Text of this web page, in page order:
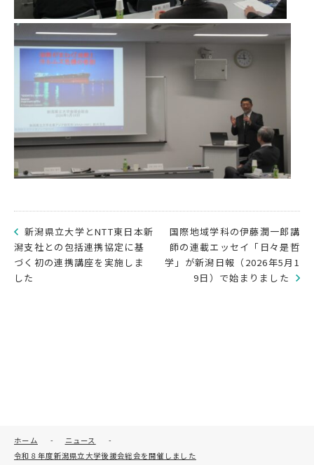
新潟県立大学とNTT東日本新
潟支社との包括連携協定に基
づく初の連携講座を実施しま
した
国際地域学科の伊藤潤一郎講
師の連載エッセイ「日々是哲
学」が新潟日報（2026年5月1
9日）で始まりました
ホーム - ニュース
-
令和８年度新潟県立大学後援会総会を開催しました